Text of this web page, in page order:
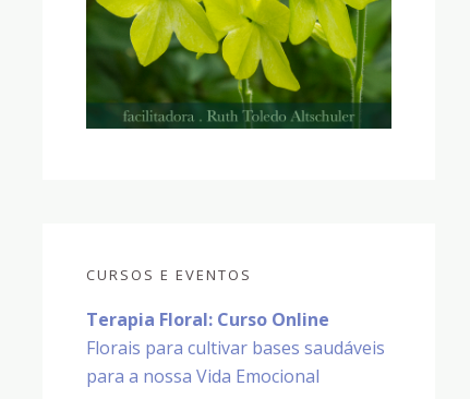
CURSOS E EVENTOS
Terapia Floral: Curso Online
Florais para cultivar bases saudáveis
para a nossa Vida Emocional